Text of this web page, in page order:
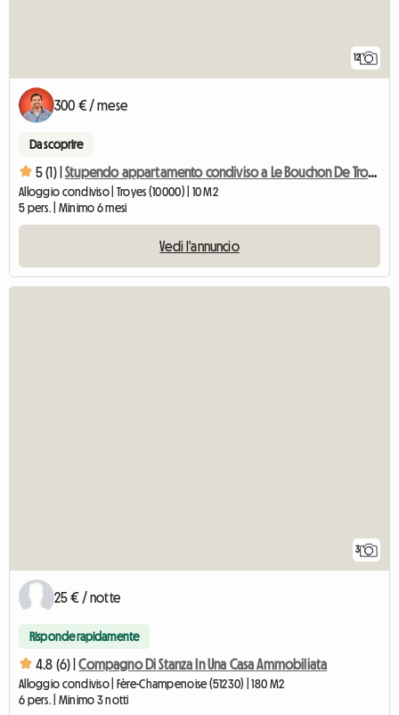
12
300 € / mese
Da scoprire
5 (1) | Stupendo appartamento condiviso a Le Bouchon De Troyes
Alloggio condiviso | Troyes (10000) | 10 M2
5 pers. | Minimo 6 mesi
Vedi l'annuncio
3
25 € / notte
Risponde rapidamente
4.8 (6) | Compagno Di Stanza In Una Casa Ammobiliata
Alloggio condiviso | Fère-Champenoise (51230) | 180 M2
6 pers. | Minimo 3 notti